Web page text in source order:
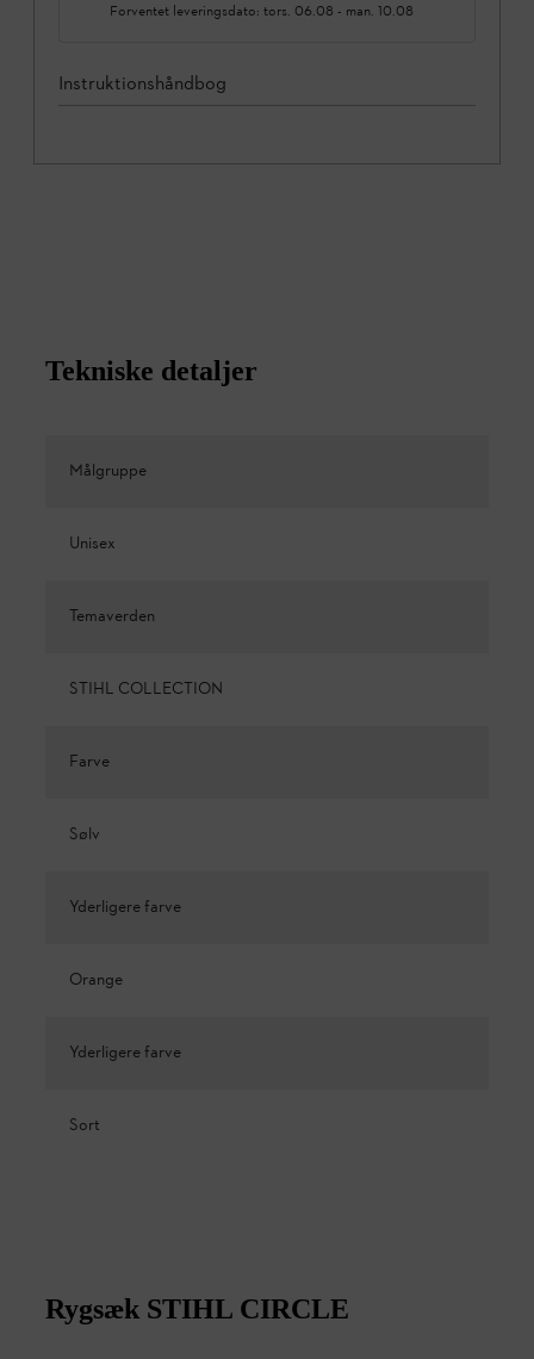
Forventet leveringsdato: tors. 06.08 - man. 10.08
Instruktionshåndbog
Tekniske detaljer
Målgruppe
Unisex
Temaverden
STIHL COLLECTION
Farve
Sølv
Yderligere farve
Orange
Yderligere farve
Sort
Rygsæk STIHL CIRCLE